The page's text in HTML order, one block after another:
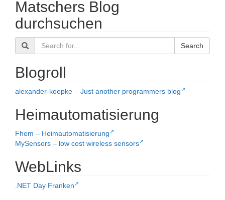
Matschers Blog
durchsuchen
Search
Blogroll
alexander-koepke – Just another programmers blog
Heimautomatisierung
Fhem – Heimautomatisierung
MySensors – low cost wireless sensors
WebLinks
.NET Day Franken